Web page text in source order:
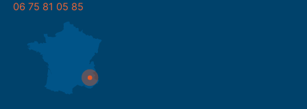
06 75 81 05 85